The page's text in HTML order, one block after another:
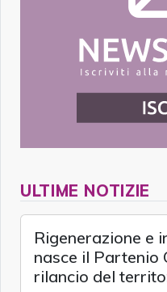
ULTIME NOTIZIE
Rigenerazione e
nasce il Partenio
rilancio del